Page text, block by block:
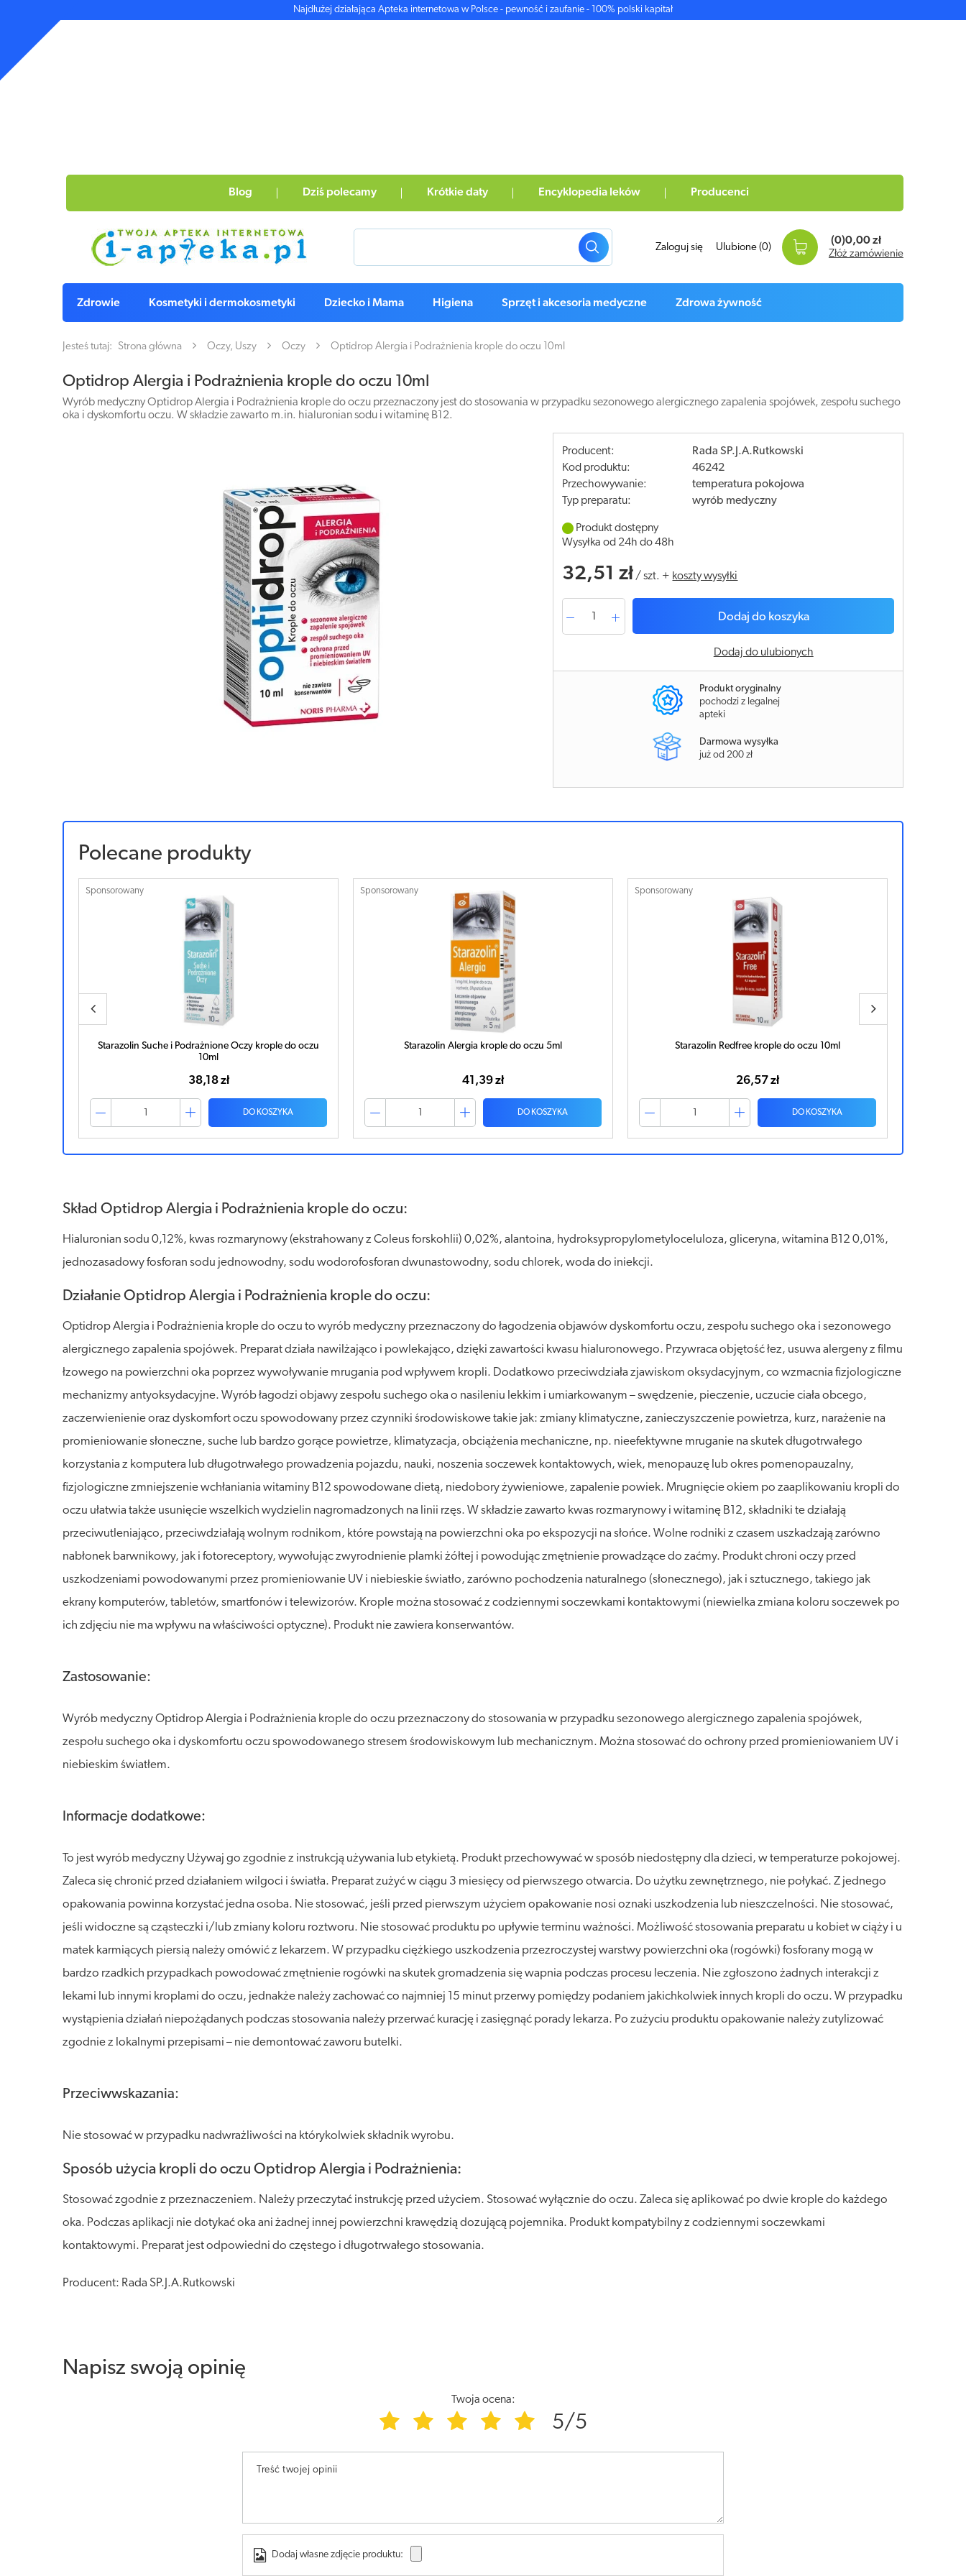
Najdłużej działająca Apteka internetowa w Polsce - pewność i zaufanie - 100% polski kapitał
Blog Dziś polecamy Krótkie daty Encyklopedia leków Producenci
Zaloguj się Ulubione (0)
(0)0,00 zł
Złóż zamówienie
Zdrowie Kosmetyki i dermokosmetyki Dziecko i Mama Higiena Sprzęt i akcesoria medyczne Zdrowa żywność
Jesteś tutaj: Strona główna Oczy, Uszy Oczy Optidrop Alergia i Podrażnienia krople do oczu 10ml
Optidrop Alergia i Podrażnienia krople do oczu 10ml
Wyrób medyczny Optidrop Alergia i Podrażnienia krople do oczu przeznaczony jest do stosowania w przypadku sezonowego alergicznego zapalenia spojówek, zespołu suchego
oka i dyskomfortu oczu. W składzie zawarto m.in. hialuronian sodu i witaminę B12.
Producent:
Rada SP.J.A.Rutkowski
Kod produktu:
46242
Przechowywanie:
temperatura pokojowa
Typ preparatu:
wyrób medyczny
Produkt dostępny
Wysyłka od 24h do 48h
32,51 zł /szt. + koszty wysyłki
Dodaj do koszyka
Dodaj do ulubionych
Produkt oryginalny
pochodzi z legalnej
apteki
Darmowa wysyłka
już od 200 zł
Polecane produkty
Sponsorowany
Starazolin Alergia krople do oczu 5ml
41,39 zł
DO KOSZYKA
Sponsorowany
Starazolin Redfree krople do oczu 10ml
26,57 zł
DO KOSZYKA
Sponsorowany
Starazolin HydroForte krople do oczu 10ml
41,09 zł
DO KOSZYKA
Skład Optidrop Alergia i Podrażnienia krople do oczu:
Hialuronian sodu 0,12%, kwas rozmarynowy (ekstrahowany z Coleus forskohlii) 0,02%, alantoina, hydroksypropylometyloceluloza, gliceryna, witamina B12 0,01%,
jednozasadowy fosforan sodu jednowodny, sodu wodorofosforan dwunastowodny, sodu chlorek, woda do iniekcji.
Działanie Optidrop Alergia i Podrażnienia krople do oczu:
Optidrop Alergia i Podrażnienia krople do oczu to wyrób medyczny przeznaczony do łagodzenia objawów dyskomfortu oczu, zespołu suchego oka i sezonowego
alergicznego zapalenia spojówek. Preparat działa nawilżająco i powlekająco, dzięki zawartości kwasu hialuronowego. Przywraca objętość łez, usuwa alergeny z filmu
łzowego na powierzchni oka poprzez wywoływanie mrugania pod wpływem kropli. Dodatkowo przeciwdziała zjawiskom oksydacyjnym, co wzmacnia fizjologiczne
mechanizmy antyoksydacyjne. Wyrób łagodzi objawy zespołu suchego oka o nasileniu lekkim i umiarkowanym – swędzenie, pieczenie, uczucie ciała obcego,
zaczerwienienie oraz dyskomfort oczu spowodowany przez czynniki środowiskowe takie jak: zmiany klimatyczne, zanieczyszczenie powietrza, kurz, narażenie na
promieniowanie słoneczne, suche lub bardzo gorące powietrze, klimatyzacja, obciążenia mechaniczne, np. nieefektywne mruganie na skutek długotrwałego
korzystania z komputera lub długotrwałego prowadzenia pojazdu, nauki, noszenia soczewek kontaktowych, wiek, menopauzę lub okres pomenopauzalny,
fizjologiczne zmniejszenie wchłaniania witaminy B12 spowodowane dietą, niedobory żywieniowe, zapalenie powiek. Mrugnięcie okiem po zaaplikowaniu kropli do
oczu ułatwia także usunięcie wszelkich wydzielin nagromadzonych na linii rzęs. W składzie zawarto kwas rozmarynowy i witaminę B12, składniki te działają
przeciwutleniająco, przeciwdziałają wolnym rodnikom, które powstają na powierzchni oka po ekspozycji na słońce. Wolne rodniki z czasem uszkadzają zarówno
nabłonek barwnikowy, jak i fotoreceptory, wywołując zwyrodnienie plamki żółtej i powodując zmętnienie prowadzące do zaćmy. Produkt chroni oczy przed
uszkodzeniami powodowanymi przez promieniowanie UV i niebieskie światło, zarówno pochodzenia naturalnego (słonecznego), jak i sztucznego, takiego jak
ekrany komputerów, tabletów, smartfonów i telewizorów. Krople można stosować z codziennymi soczewkami kontaktowymi (niewielka zmiana koloru soczewek po
ich zdjęciu nie ma wpływu na właściwości optyczne). Produkt nie zawiera konserwantów.
Zastosowanie:
Wyrób medyczny Optidrop Alergia i Podrażnienia krople do oczu przeznaczony do stosowania w przypadku sezonowego alergicznego zapalenia spojówek,
zespołu suchego oka i dyskomfortu oczu spowodowanego stresem środowiskowym lub mechanicznym. Można stosować do ochrony przed promieniowaniem UV i
niebieskim światłem.
Informacje dodatkowe:
To jest wyrób medyczny Używaj go zgodnie z instrukcją używania lub etykietą. Produkt przechowywać w sposób niedostępny dla dzieci, w temperaturze pokojowej.
Zaleca się chronić przed działaniem wilgoci i światła. Preparat zużyć w ciągu 3 miesięcy od pierwszego otwarcia. Do użytku zewnętrznego, nie połykać. Z jednego
opakowania powinna korzystać jedna osoba. Nie stosować, jeśli przed pierwszym użyciem opakowanie nosi oznaki uszkodzenia lub nieszczelności. Nie stosować,
jeśli widoczne są cząsteczki i/lub zmiany koloru roztworu. Nie stosować produktu po upływie terminu ważności. Możliwość stosowania preparatu u kobiet w ciąży i u
matek karmiących piersią należy omówić z lekarzem. W przypadku ciężkiego uszkodzenia przezroczystej warstwy powierzchni oka (rogówki) fosforany mogą w
bardzo rzadkich przypadkach powodować zmętnienie rogówki na skutek gromadzenia się wapnia podczas procesu leczenia. Nie zgłoszono żadnych interakcji z
lekami lub innymi kroplami do oczu, jednakże należy zachować co najmniej 15 minut przerwy pomiędzy podaniem jakichkolwiek innych kropli do oczu. W przypadku
wystąpienia działań niepożądanych podczas stosowania należy przerwać kurację i zasięgnąć porady lekarza. Po zużyciu produktu opakowanie należy zutylizować
zgodnie z lokalnymi przepisami – nie demontować zaworu butelki.
Przeciwwskazania:
Nie stosować w przypadku nadwrażliwości na którykolwiek składnik wyrobu.
Sposób użycia kropli do oczu Optidrop Alergia i Podrażnienia:
Stosować zgodnie z przeznaczeniem. Należy przeczytać instrukcję przed użyciem. Stosować wyłącznie do oczu. Zaleca się aplikować po dwie krople do każdego
oka. Podczas aplikacji nie dotykać oka ani żadnej innej powierzchni krawędzią dozującą pojemnika. Produkt kompatybilny z codziennymi soczewkami
kontaktowymi. Preparat jest odpowiedni do częstego i długotrwałego stosowania.
Producent: Rada SP.J.A.Rutkowski
Napisz swoją opinię
Twoja ocena:
5/5
Treść twojej opinii
Dodaj własne zdjęcie produktu: